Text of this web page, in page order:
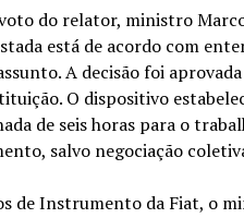
do relator, ministro
está de acordo com
A decisão foi
O dispositivo
de seis horas para o
salvo negociação
de Instrumento da Fiat, o